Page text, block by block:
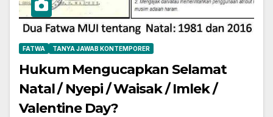
FATWA TANYA JAWAB KONTEMPORER
Hukum Mengucapkan Selamat
Natal / Nyepi / Waisak / Imlek /
Valentine Day?